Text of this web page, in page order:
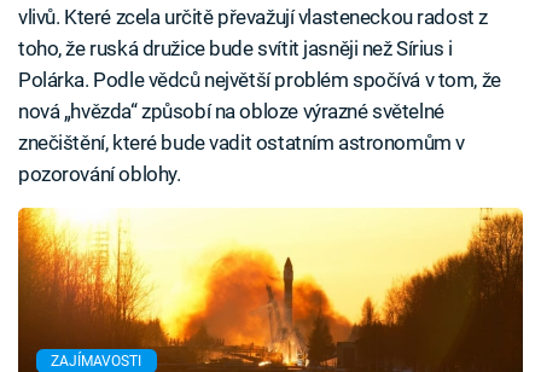
vlivů. Které zcela určitě převažují vlasteneckou radost z
toho, že ruská družice bude svítit jasněji než Sírius i
Polárka. Podle vědců největší problém spočívá v tom, že
nová „hvězda“ způsobí na obloze výrazné světelné
znečištění, které bude vadit ostatním astronomům v
pozorování oblohy.
ZAJÍMAVOSTI